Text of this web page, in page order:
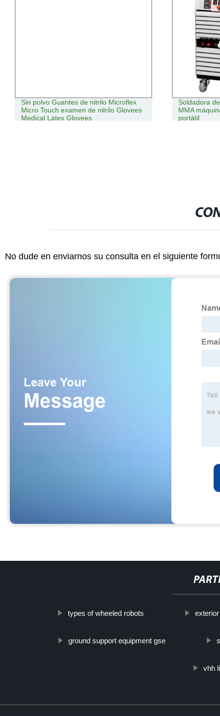
Sin polvo Guantes de nitrilo Microflex
Micro Touch examen de nitrilo Glovees
Medical Latex Glovees
Soldadora
MMA
portátil
No dude en enviarnos su consulta en el siguiente
types of wheeled robots exterior
ground support equipment gse
vhh